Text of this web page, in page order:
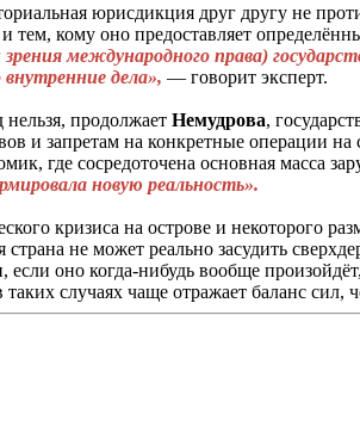
юрисдикция друг другу не
кому оно предоставляет
международного права)
дела», — говорит эксперт.
нельзя, продолжает Немудрова,
и запретам на конкретные операции
где сосредоточена основная масса
новую реальность».
кризиса на острове и некоторого
не может реально засудить
оно когда-нибудь вообще
случаях чаще отражает баланс сил,